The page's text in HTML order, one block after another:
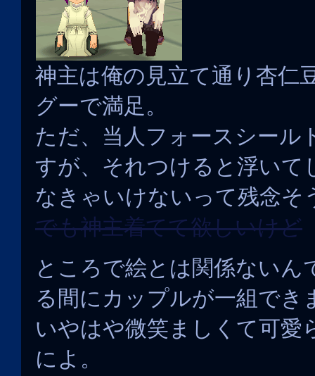
神主は俺の見立て通り杏仁
グーで満足。
ただ、当人フォースシール
すが、それつけると浮いて
なきゃいけないって残念そ
でも神主着てて欲しいけど
ところで絵とは関係ないん
る間にカップルが一組でき
いやはや微笑ましくて可愛
によ。